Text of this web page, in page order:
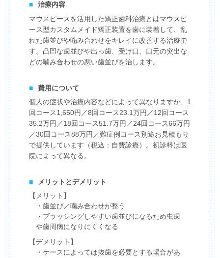
■
治療内容
マウスピースを活用した矯正歯科治療とはマウスピ
ース型カスタムメイド矯正装置を歯に装着して、乱
れた歯並びや噛み合わせをキレイに改善する治療で
す。凸凹な歯並びや出っ歯、受け口、口元の突出な
どの噛み合わせの悪い歯並びを治します。
■
費用について
個人の症状や治療内容などによって異なりますが、1
回コース1,650円／8回コース23.1万円／12回コース
35.2万円／18回コース51.7万円／24回コース66万円
／30回コース88万円／難症例コース別途お見積もり
で提供しています（税込：自費診療）。初診料は医
院によって異なる。
■
メリットとデメリット
【メリット】
・歯並び／噛み合わせが整う
・ブラッシングしやすい歯並びになるため虫歯
や歯周病になりにくくなる
【デメリット】
・ケースによっては抜歯を必要とする場合があ